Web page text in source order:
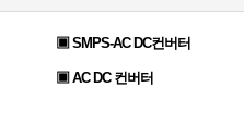
▣ SMPS-AC DC컨버터
▣ AC DC 컨버터